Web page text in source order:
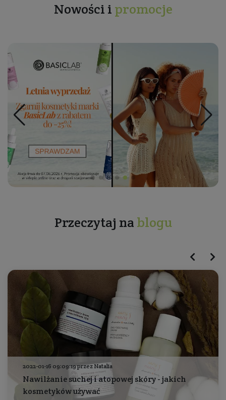
Nowości i promocje
Przeczytaj na blogu
2022-01-16 09:09:19 przez Natalia
Nawilżanie suchej i atopowej skóry - jakich
kosmetyków używać